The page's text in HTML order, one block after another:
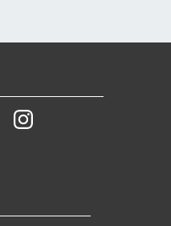
YoutubeInstagram